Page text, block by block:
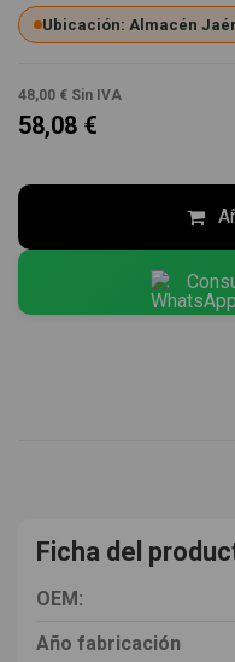
Ubicación: Almacén
48,00 € Sin IVA
58,08 €
Ficha del
OEM:
Año fabricación